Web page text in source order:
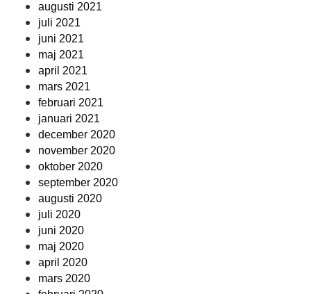
augusti 2021
juli 2021
juni 2021
maj 2021
april 2021
mars 2021
februari 2021
januari 2021
december 2020
november 2020
oktober 2020
september 2020
augusti 2020
juli 2020
juni 2020
maj 2020
april 2020
mars 2020